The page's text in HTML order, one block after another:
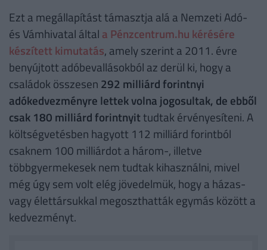
Ezt a megállapítást támasztja alá a Nemzeti Adó-
és Vámhivatal által a Pénzcentrum.hu kérésére
készített kimutatás, amely szerint a 2011. évre
benyújtott adóbevallásokból az derül ki, hogy a
családok összesen 292 milliárd forintnyi
adókedvezményre lettek volna jogosultak, de ebből
csak 180 milliárd forintnyittudtak érvényesíteni. A
költségvetésben hagyott 112 milliárd forintból
csaknem 100 milliárdot a három-, illetve
többgyermekesek nem tudtak kihasználni, mivel
még úgy sem volt elég jövedelmük, hogy a házas-
vagy élettársukkal megoszthatták egymás között a
kedvezményt.